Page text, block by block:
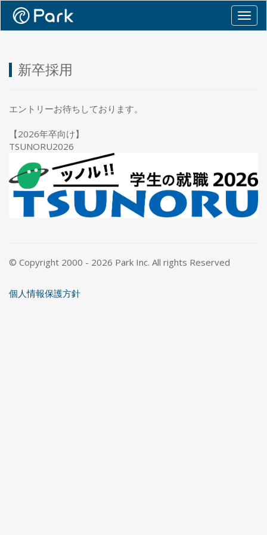
新卒採用
エントリーお待ちしております。
【2026年卒向け】
TSUNORU2026
© Copyright 2000 - 2026 Park Inc. All rights Reserved
個人情報保護方針